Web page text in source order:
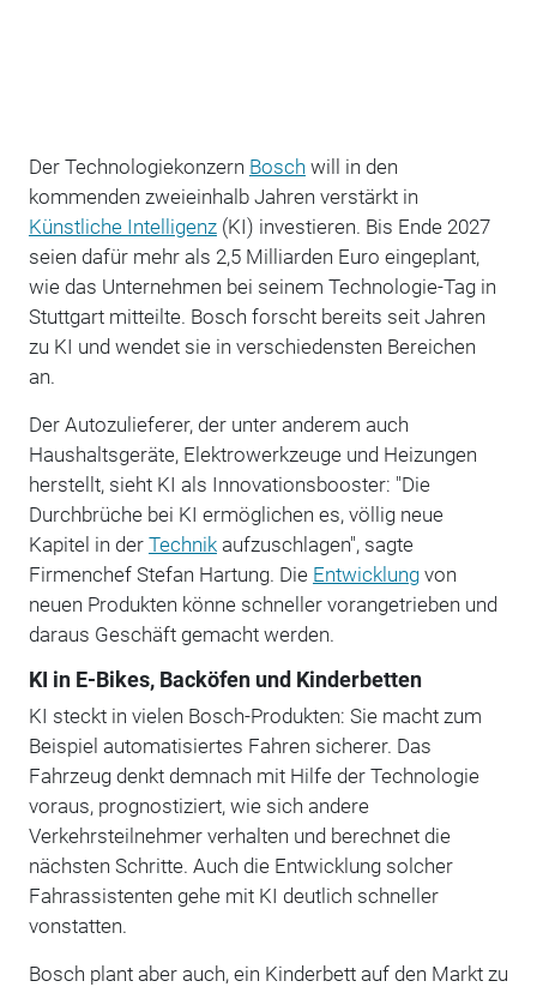
Der Technologiekonzern Bosch will in den
kommenden zweieinhalb Jahren verstärkt in
Künstliche Intelligenz(KI) investieren. Bis Ende 2027
seien dafür mehr als 2,5 Milliarden Euro eingeplant,
wie das Unternehmen bei seinem Technologie-Tag in
Stuttgart mitteilte. Bosch forscht bereits seit Jahren
zu KI und wendet sie in verschiedensten Bereichen
an.
Der Autozulieferer, der unter anderem auch
Haushaltsgeräte, Elektrowerkzeuge und Heizungen
herstellt, sieht KI als Innovationsbooster: "Die
Durchbrüche bei KI ermöglichen es, völlig neue
Kapitel in der Technikaufzuschlagen", sagte
Firmenchef Stefan Hartung. Die Entwicklungvon
neuen Produkten könne schneller vorangetrieben und
daraus Geschäft gemacht werden.
KI in E-Bikes, Backöfen und Kinderbetten
KI steckt in vielen Bosch-Produkten: Sie macht zum
Beispiel automatisiertes Fahren sicherer. Das
Fahrzeug denkt demnach mit Hilfe der Technologie
voraus, prognostiziert, wie sich andere
Verkehrsteilnehmer verhalten und berechnet die
nächsten Schritte. Auch die Entwicklung solcher
Fahrassistenten gehe mit KI deutlich schneller
vonstatten.
Bosch plant aber auch, ein Kinderbett auf den Markt zu